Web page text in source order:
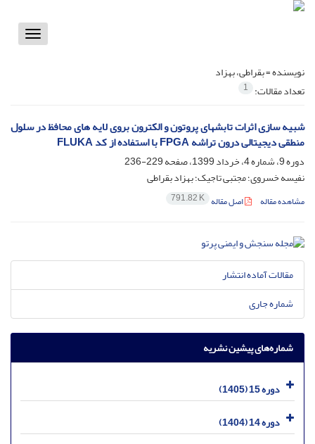
Toggle
نویسنده =بقراطی، بهزاد
تعداد مقالات: 1
شبیه سازی اثرات تابشهای پروتون و الکترون بروی لایه های محافظ در سلول
منطقی دیجیتالی ‌درون تراشه ‌FPGA‌ با استفاده از کد ‌FLUKA
دوره 9، شماره 4، خرداد 1399، صفحه
229-236
نفیسه خسروی؛ مجتبی تاجیک؛ بهزاد بقراطی
مشاهده مقاله اصل مقاله 791.82 K
مقالات آماده انتشار
شماره جاری
شماره‌های پیشین نشریه
دوره 15 (1405)
دوره 14 (1404)